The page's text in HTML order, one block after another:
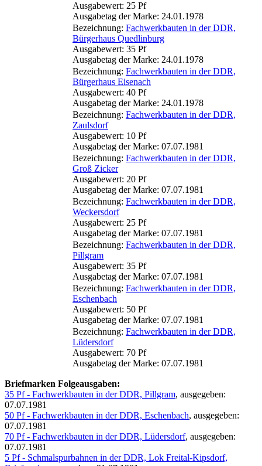
Ausgabewert: 25 Pf
Ausgabetag der Marke: 24.01.1978
Bezeichnung: Fachwerkbauten in der DDR,
Bürgerhaus Quedlinburg
Ausgabewert: 35 Pf
Ausgabetag der Marke: 24.01.1978
Bezeichnung: Fachwerkbauten in der DDR,
Bürgerhaus Eisenach
Ausgabewert: 40 Pf
Ausgabetag der Marke: 24.01.1978
Bezeichnung: Fachwerkbauten in der DDR,
Zaulsdorf
Ausgabewert: 10 Pf
Ausgabetag der Marke: 07.07.1981
Bezeichnung: Fachwerkbauten in der DDR,
Groß Zicker
Ausgabewert: 20 Pf
Ausgabetag der Marke: 07.07.1981
Bezeichnung: Fachwerkbauten in der DDR,
Weckersdorf
Ausgabewert: 25 Pf
Ausgabetag der Marke: 07.07.1981
Bezeichnung: Fachwerkbauten in der DDR,
Pillgram
Ausgabewert: 35 Pf
Ausgabetag der Marke: 07.07.1981
Bezeichnung: Fachwerkbauten in der DDR,
Eschenbach
Ausgabewert: 50 Pf
Ausgabetag der Marke: 07.07.1981
Bezeichnung: Fachwerkbauten in der DDR,
Lüdersdorf
Ausgabewert: 70 Pf
Ausgabetag der Marke: 07.07.1981
Briefmarken Folgeausgaben:
35 Pf - Fachwerkbauten in der DDR, Pillgram, ausgegeben:
07.07.1981
50 Pf - Fachwerkbauten in der DDR, Eschenbach, ausgegeben:
07.07.1981
70 Pf - Fachwerkbauten in der DDR, Lüdersdorf, ausgegeben:
07.07.1981
5 Pf - Schmalspurbahnen in der DDR, Lok Freital-Kipsdorf,